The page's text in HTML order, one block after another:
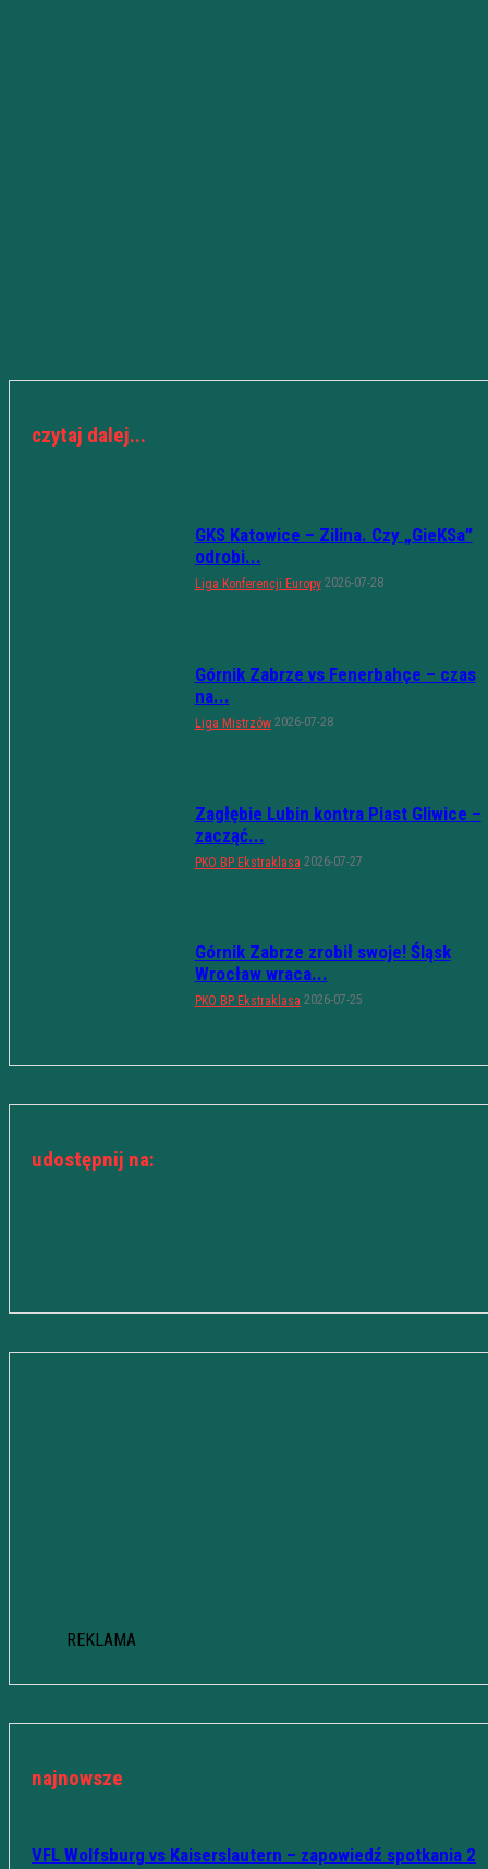
czytaj dalej...
GKS Katowice – Zilina. Czy „GieKSa”
odrobi...
Liga Konferencji Europy 2026-07-28
Górnik Zabrze vs Fenerbahçe – czas
na...
Liga Mistrzów 2026-07-28
Zagłębie Lubin kontra Piast Gliwice –
zacząć...
PKO BP Ekstraklasa 2026-07-27
Górnik Zabrze zrobił swoje! Śląsk
Wrocław wraca...
PKO BP Ekstraklasa 2026-07-25
udostępnij na:
REKLAMA
najnowsze
VFL Wolfsburg vs Kaiserslautern – zapowiedź spotkania 2